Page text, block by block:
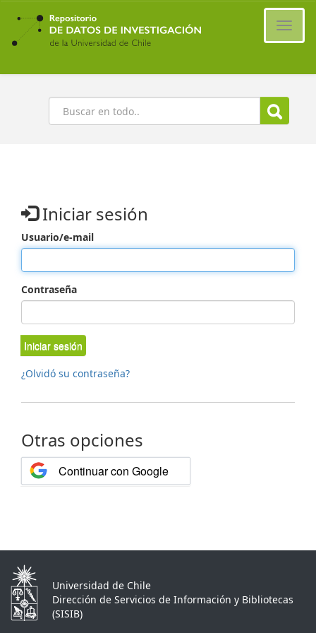
Ir
contenido
principal
Buscar
Iniciar sesión
Usuario/e-mail
Contraseña
Iniciar sesión
¿Olvidó su contraseña?
Otras opciones
Continuar con Google
Universidad de Chile
Dirección de Servicios de Información y Bibliotecas
(SISIB)